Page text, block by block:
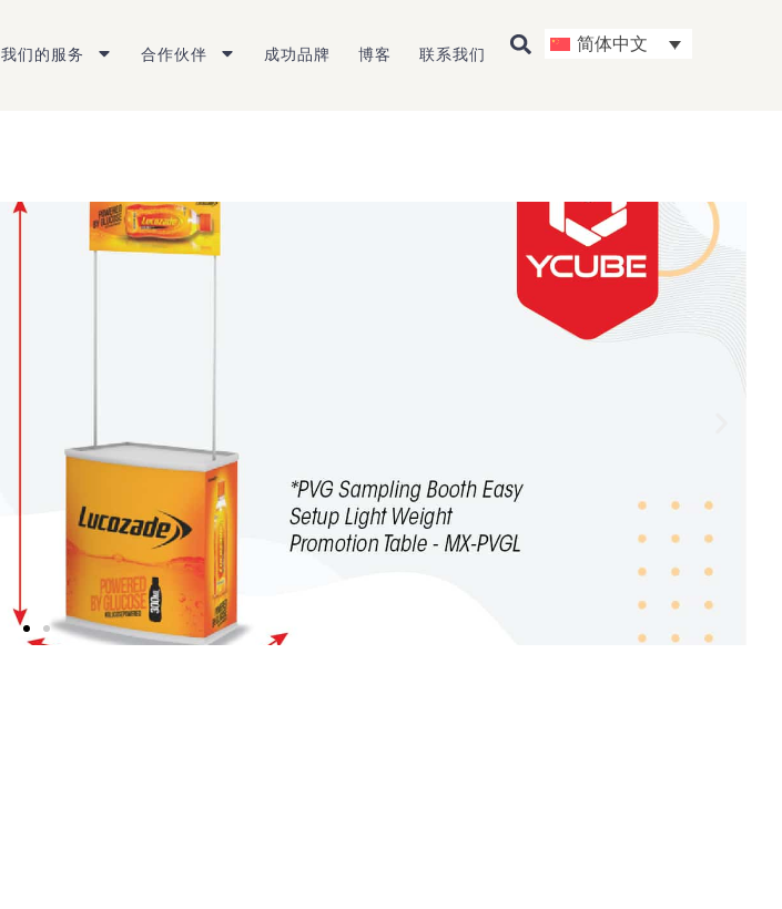
我们的服务 合作伙伴 成功品牌 博客 联系我们 简体中文